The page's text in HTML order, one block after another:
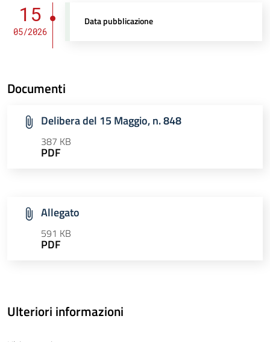
15
05/2026
Data pubblicazione
Documenti
Delibera del 15 Maggio, n. 848
387 KB
PDF
Allegato
591 KB
PDF
Ulteriori informazioni